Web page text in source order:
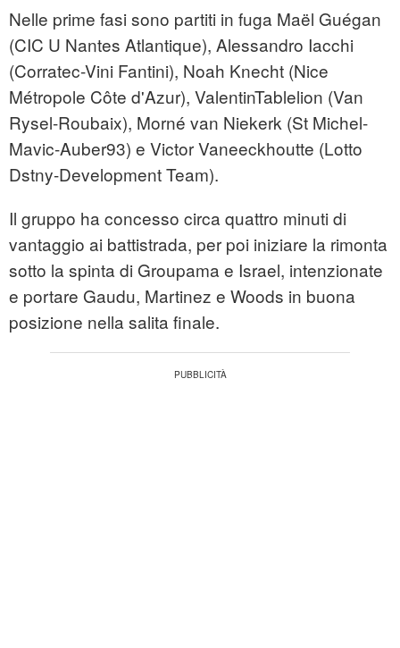
Nelle prime fasi sono partiti in fuga Maël Guégan
(CIC U Nantes Atlantique), Alessandro Iacchi
(Corratec-Vini Fantini), Noah Knecht (Nice
Métropole Côte d'Azur), ValentinTablelion (Van
Rysel-Roubaix), Morné van Niekerk (St Michel-
Mavic-Auber93) e Victor Vaneeckhoutte (Lotto
Dstny-Development Team).
Il gruppo ha concesso circa quattro minuti di
vantaggio ai battistrada, per poi iniziare la rimonta
sotto la spinta di Groupama e Israel, intenzionate
e portare Gaudu, Martinez e Woods in buona
posizione nella salita finale.